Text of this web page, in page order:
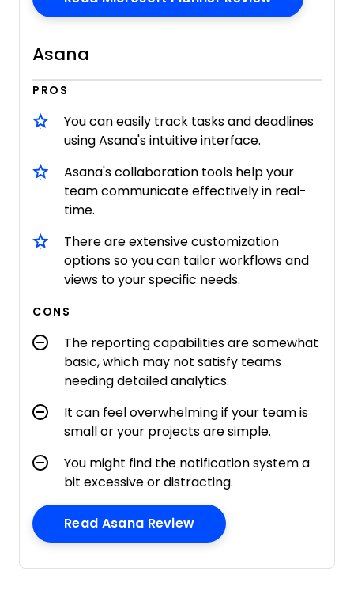
Asana
PROS
You can easily track tasks and deadlines
using Asana's intuitive interface.
Asana's collaboration tools help your
team communicate effectively in real-
time.
There are extensive customization
options so you can tailor workflows and
views to your specific needs.
CONS
The reporting capabilities are somewhat
basic, which may not satisfy teams
needing detailed analytics.
It can feel overwhelming if your team is
small or your projects are simple.
You might find the notification system a
bit excessive or distracting.
Read Asana ReviewOpens New Window